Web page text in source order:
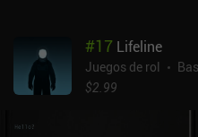
crear un gremio o participar en
también se gana jugando y no
no proporciona una ventaja
uno de los MMORPG basados
su adictivo bucle de juego hace
#17 Lifeline
Juegos de rol
$2.99